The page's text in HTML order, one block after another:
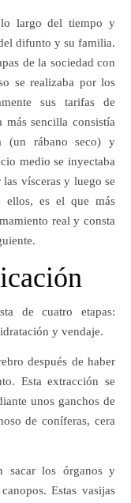
largo del tiempo y
difunto y su familia.
de la sociedad con
se realizaba por los
sus tarifas de
más sencilla consistía
(un rábano seco) y
medio se inyectaba
vísceras y luego se
ellos, es el que más
real y consta
de cuatro etapas:
y vendaje.
después de haber
Esta extracción se
unos ganchos de
de coníferas, cera
sacar los órganos y
Estas vasijas